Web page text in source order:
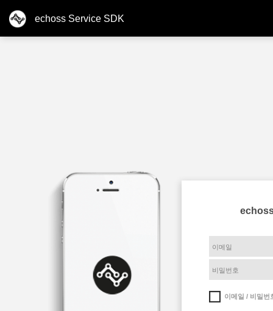
echoss Service SDK
이메일 / 비밀번